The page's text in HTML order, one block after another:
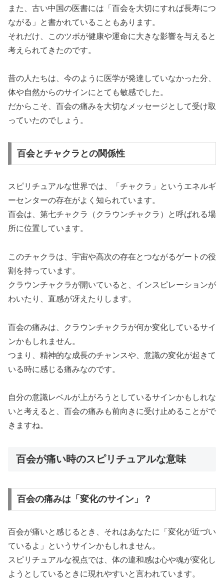
また、古い中国の医書には「百会を大切にすれば長寿につ
ながる」と書かれていることもあります。
それだけ、このツボが健康や運命に大きな影響を与えると
考えられてきたのです。
昔の人たちは、今のように医学が発達していなかった分、
体や自然からのサインにとても敏感でした。
だからこそ、百会の痛みを大切なメッセージとして受け取
っていたのでしょう。
百会とチャクラとの関係性
スピリチュアルな世界では、「チャクラ」というエネルギ
ーセンターの存在がよく知られています。
百会は、第七チャクラ（クラウンチャクラ）と呼ばれる場
所に位置しています。
このチャクラは、宇宙や高次の存在とつながるゲートの役
割を持っています。
クラウンチャクラが開いていると、インスピレーションが
わいたり、直感が冴えたりします。
百会の痛みは、クラウンチャクラが何か変化しているサイ
ンかもしれません。
つまり、精神的な成長のチャンスや、意識の変化が起きて
いる時に感じる痛みなのです。
自分の意識レベルが上がろうとしているサインかもしれな
いと考えると、百会の痛みも前向きに受け止めることがで
きますね。
百会が痛い時のスピリチュアルな意味
百会の痛みは「変化のサイン」？
百会が痛いと感じるとき、それはあなたに「変化が近づい
ているよ」というサインかもしれません。
スピリチュアルな視点では、体の違和感は心や魂が変化し
ようとしているときに現れやすいと言われています。